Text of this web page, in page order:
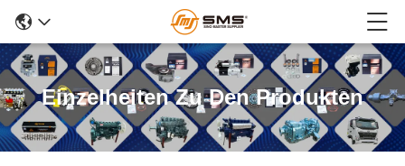
Einzelheiten Zu Den Produkten